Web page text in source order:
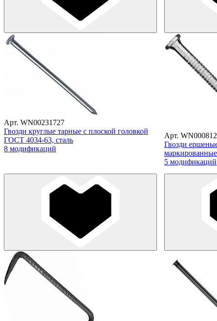
Арт. WN00231727
Гвозди круглые тарные с плоской головкой
ГОСТ 4034-63, сталь
8 модификаций
Арт.
Гвозди
5 модификаций